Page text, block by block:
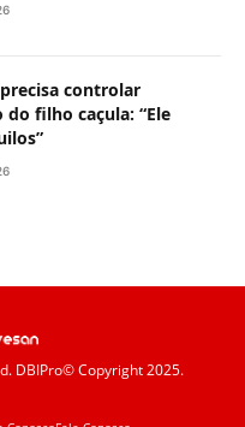
controlar
filho caçula: “Ele
DBIPro© Copyright 2025.